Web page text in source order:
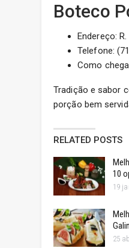
Boteco
Endereço:
Telefone:
Como
Tradição e sabor
porção bem
RELATED POSTS
10
19
25